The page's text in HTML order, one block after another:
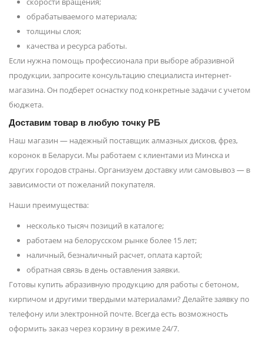
обрабатываемого материала;
толщины слоя;
качества и ресурса работы.
Если нужна помощь профессионала при выборе абразивной
продукции, запросите консультацию специалиста интернет-
магазина. Он подберет оснастку под конкретные задачи с учетом
бюджета.
Доставим товар в любую точку РБ
Наш магазин — надежный поставщик алмазных дисков, фрез,
коронок в Беларуси. Мы работаем с клиентами из Минска и
других городов страны. Организуем доставку или самовывоз — в
зависимости от пожеланий покупателя.
Наши преимущества:
несколько тысяч позиций в каталоге;
работаем на белорусском рынке более 15 лет;
наличный, безналичный расчет, оплата картой;
обратная связь в день оставления заявки.
Готовы купить абразивную продукцию для работы с бетоном,
кирпичом и другими твердыми материалами? Делайте заявку по
телефону или электронной почте. Всегда есть возможность
оформить заказ через корзину в режиме 24/7.